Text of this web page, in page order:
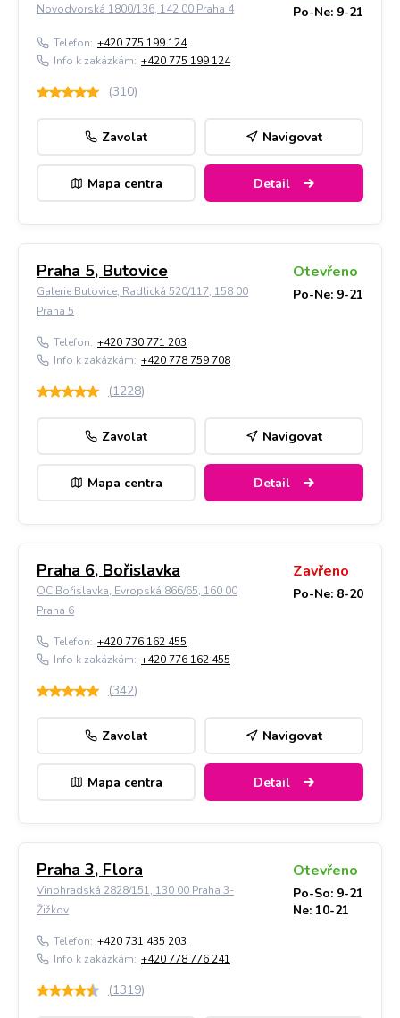
Novodvorská 1800/136, 142 00 Praha 4 Po-Ne: 9-21
Telefon: +420 775 199 124
Info k zakázkám: +420 775 199 124
(310)
Zavolat Navigovat
Mapa centra Detail
Praha 5, Butovice
Galerie Butovice, Radlická 520/117, 158 00
Praha 5
Otevřeno
Po-Ne: 9-21
Telefon: +420 730 771 203
Info k zakázkám: +420 778 759 708
(1228)
Zavolat Navigovat
Mapa centra Detail
Praha 6, Bořislavka
OC Bořislavka, Evropská 866/65, 160 00
Praha 6
Zavřeno
Po-Ne: 8-20
Telefon: +420 776 162 455
Info k zakázkám: +420 776 162 455
(342)
Zavolat Navigovat
Mapa centra Detail
Praha 3, Flora
Vinohradská 2828/151, 130 00 Praha 3-
Žižkov
Otevřeno
Po-So: 9-21
Ne: 10-21
Telefon: +420 731 435 203
Info k zakázkám: +420 778 776 241
(1319)